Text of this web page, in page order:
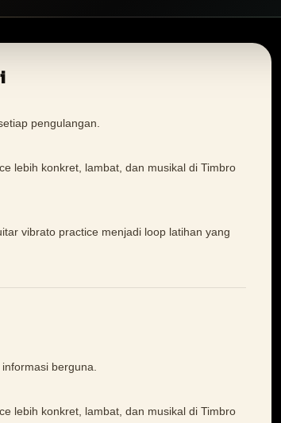
pengulangan.
lebih konkret, lambat, dan musikal di Timbro
vibrato practice menjadi loop latihan yang
berguna.
lebih konkret, lambat, dan musikal di Timbro